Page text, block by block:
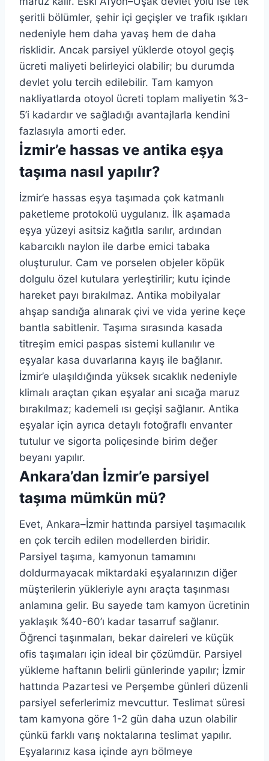
şeritli bölümler, şehir içi geçişler ve trafik ışıkları
nedeniyle hem daha yavaş hem de daha
risklidir. Ancak parsiyel yüklerde otoyol geçiş
ücreti maliyeti belirleyici olabilir; bu durumda
devlet yolu tercih edilebilir. Tam kamyon
nakliyatlarda otoyol ücreti toplam maliyetin %3-
5’i kadardır ve sağladığı avantajlarla kendini
fazlasıyla amorti eder.
İzmir’e hassas ve antika eşya
taşıma nasıl yapılır?
İzmir’e hassas eşya taşımada çok katmanlı
paketleme protokolü uygulanız. İlk aşamada
eşya yüzeyi asitsiz kağıtla sarılır, ardından
kabarcıklı naylon ile darbe emici tabaka
oluşturulur. Cam ve porselen objeler köpük
dolgulu özel kutulara yerleştirilir; kutu içinde
hareket payı bırakılmaz. Antika mobilyalar
ahşap sandığa alınarak çivi ve vida yerine keçe
bantla sabitlenir. Taşıma sırasında kasada
titreşim emici paspas sistemi kullanılır ve
eşyalar kasa duvarlarına kayış ile bağlanır.
İzmir’e ulaşıldığında yüksek sıcaklık nedeniyle
klimalı araçtan çıkan eşyalar ani sıcağa maruz
bırakılmaz; kademeli ısı geçişi sağlanır. Antika
eşyalar için ayrıca detaylı fotoğraflı envanter
tutulur ve sigorta poliçesinde birim değer
beyanı yapılır.
Ankara’dan İzmir’e parsiyel
taşıma mümkün mü?
Evet, Ankara–İzmir hattında parsiyel taşımacılık
en çok tercih edilen modellerden biridir.
Parsiyel taşıma, kamyonun tamamını
doldurmayacak miktardaki eşyalarınızın diğer
müşterilerin yükleriyle aynı araçta taşınması
anlamına gelir. Bu sayede tam kamyon ücretinin
yaklaşık %40-60’ı kadar tasarruf sağlanır.
Öğrenci taşınmaları, bekar daireleri ve küçük
ofis taşımaları için ideal bir çözümdür. Parsiyel
yükleme haftanın belirli günlerinde yapılır; İzmir
hattında Pazartesi ve Perşembe günleri düzenli
parsiyel seferlerimiz mevcuttur. Teslimat süresi
tam kamyona göre 1-2 gün daha uzun olabilir
çünkü farklı varış noktalarına teslimat yapılır.
Eşyalarınız kasa içinde ayrı bölmeye